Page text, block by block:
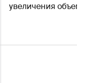
увеличения